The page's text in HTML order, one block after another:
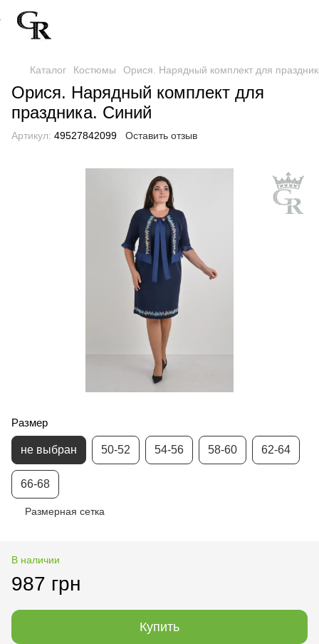
Каталог Костюмы Орися. Нарядный комплект для
Орися. Нарядный комплект для
праздника. Синий
Артикул: 49527842099 Оставить отзыв
Размер
не выбран 50-52 54-56 58-60 62-64
66-68
Размерная сетка
В наличии
987 грн
Купить